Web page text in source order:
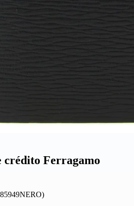
crédito Ferragamo